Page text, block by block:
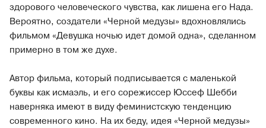
здорового человеческого чувства, как лишена его Нада.
Вероятно, создатели «Черной медузы» вдохновлялись
фильмом «Девушка ночью идет домой одна», сделанном
примерно в том же духе.
Автор фильма, который подписывается с маленькой
буквы как исмаэль, и его сорежиссер Юссеф Шебби
наверняка имеют в виду феминистскую тенденцию
современного кино. На их беду, идея «Черной медузы»